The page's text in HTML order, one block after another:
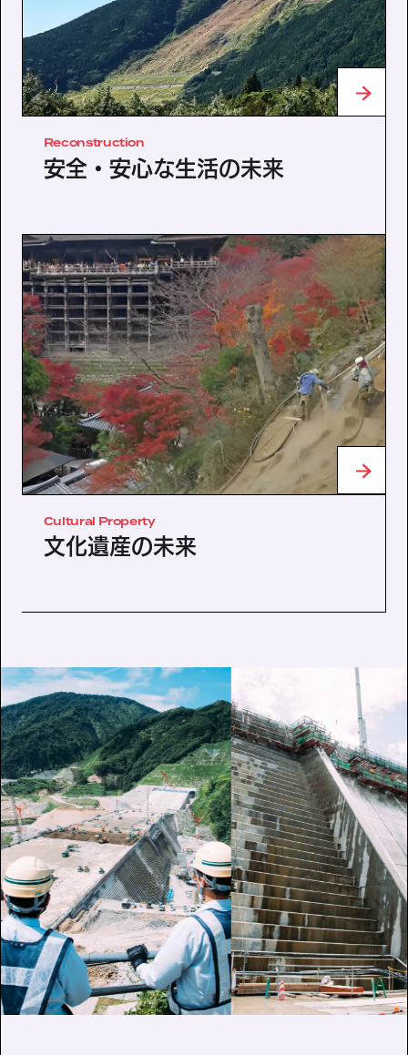
Reconstruction
安全・安心な生活の未来
Cultural Property
文化遺産の未来